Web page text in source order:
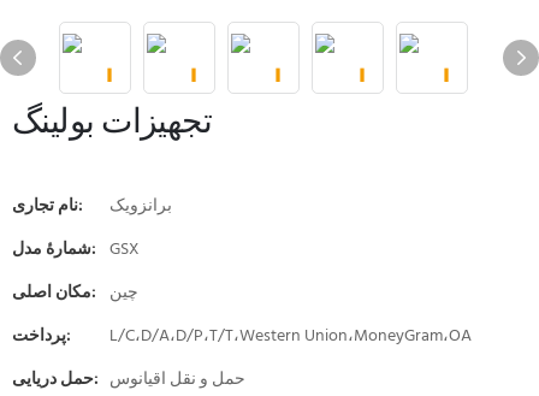
تجهیزات بولینگ
نام تجاری:
برانزویک
شمارۀ مدل: GSX
مکان اصلی: چین
پرداخت:
L/C،D/A،D/P،T/T،Western Union،MoneyGram،OA
حمل دریایی: حمل و نقل اقیانوس